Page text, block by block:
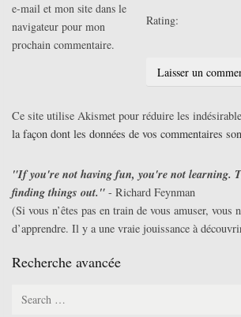
e-mail et mon site dans le
navigateur pour mon
prochain commentaire.
Rating:
Ce site utilise Akismet pour réduire les
la façon dont les données de vos commentaires
"If you're not having fun, you're not learning.
finding things out." - Richard Feynman
(Si vous n’êtes pas en train de vous amuser, vous
d’apprendre. Il y a une vraie jouissance à
Recherche avancée